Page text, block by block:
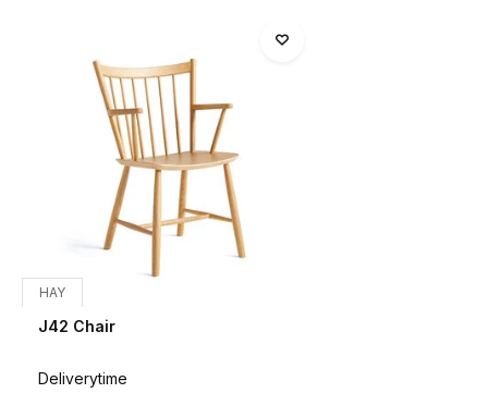
HAY
J42 Chair
Deliverytime